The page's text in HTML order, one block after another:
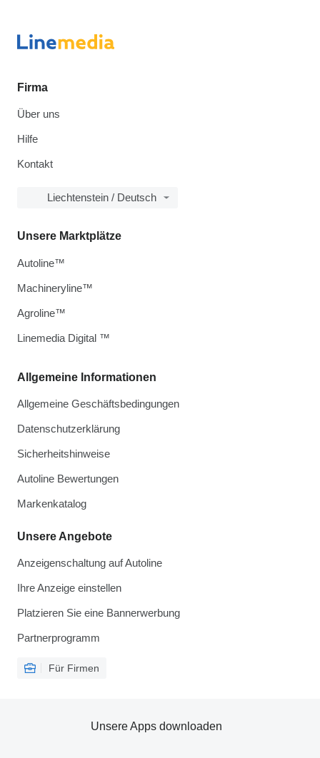
Firma
Über uns
Hilfe
Kontakt
Liechtenstein / Deutsch
Allgemeine Informationen
Allgemeine Geschäftsbedingungen
Datenschutzerklärung
Sicherheitshinweise
Autoline Bewertungen
Markenkatalog
Unsere Angebote
Anzeigenschaltung auf Autoline
Ihre Anzeige einstellen
Platzieren Sie eine Bannerwerbung
Partnerprogramm
Für Firmen
Unsere Marktplätze
Autoline™
Machineryline™
Agroline™
Linemedia Digital ™
Unsere Apps downloaden